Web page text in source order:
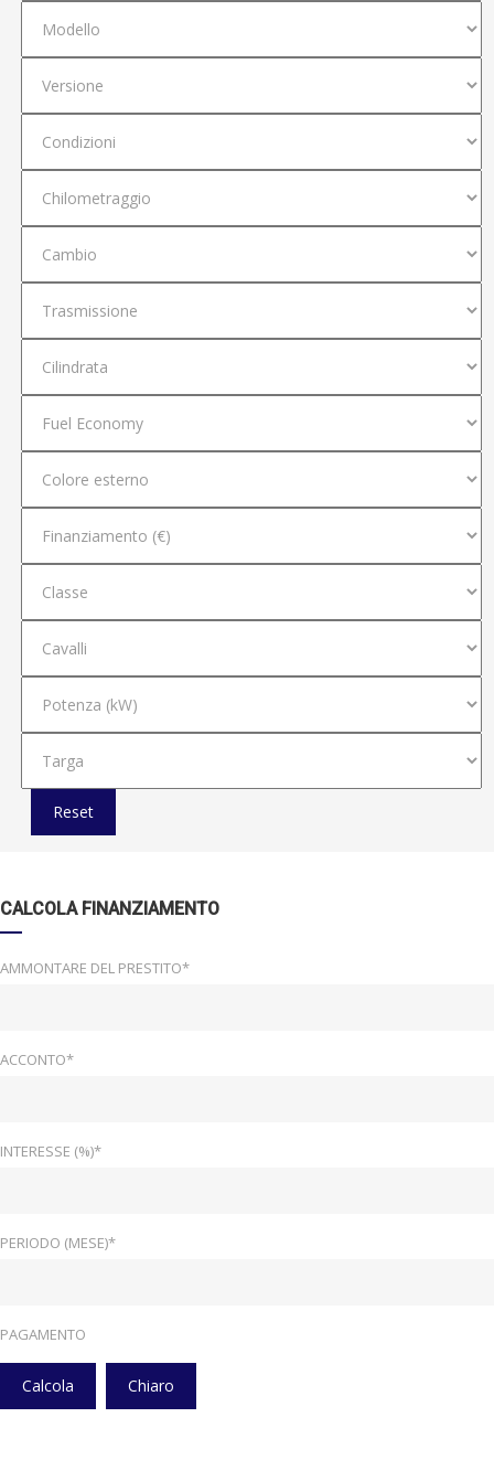
Reset
CALCOLA FINANZIAMENTO
AMMONTARE DEL PRESTITO*
ACCONTO*
INTERESSE (%)*
PERIODO (MESE)*
PAGAMENTO
Calcola Chiaro